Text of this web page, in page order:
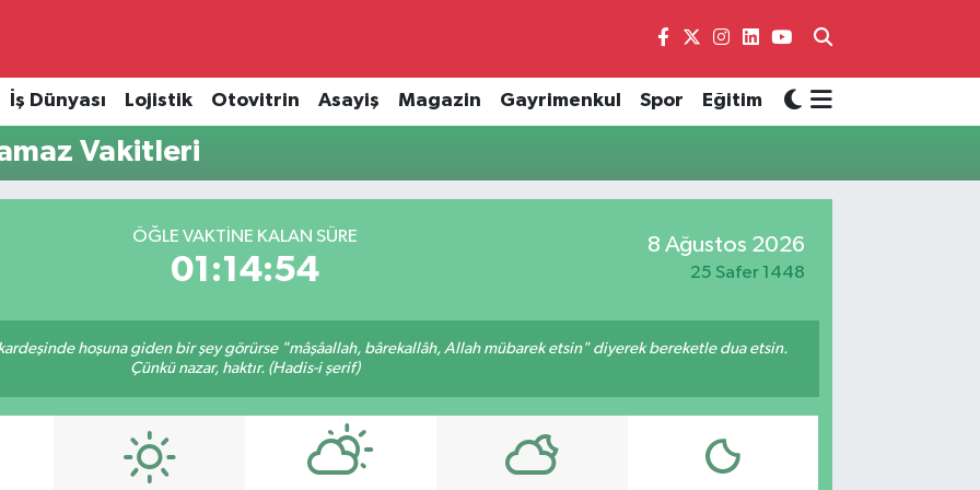
İş Dünyası Lojistik Otovitrin Asayiş Magazin Gayrimenkul Spor Eğitim
Vakitleri
ÖĞLE VAKTINE KALAN SÜRE
01:14:54
8 Ağustos 2026
25 Safer 1448
hoşuna giden bir şey görürse "mâşâallah, bârekallâh, Allah mübarek etsin" diyerek bereketle dua etsin.
Çünkü nazar, haktır. (Hadis-i şerif)